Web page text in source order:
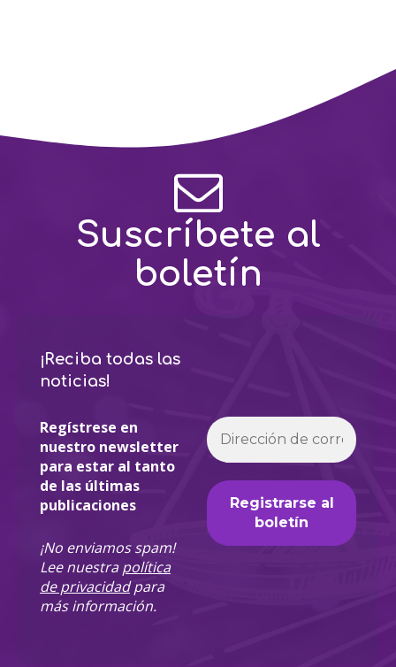
Suscríbete al
boletín
¡Reciba todas las
noticias!
Regístrese en
nuestro newsletter
para estar al tanto
de las últimas
publicaciones
¡No enviamos spam!
Lee nuestrapolítica
de privacidadpara
más información.